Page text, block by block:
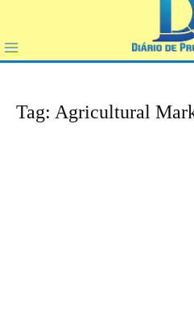
Tag: Agricultural